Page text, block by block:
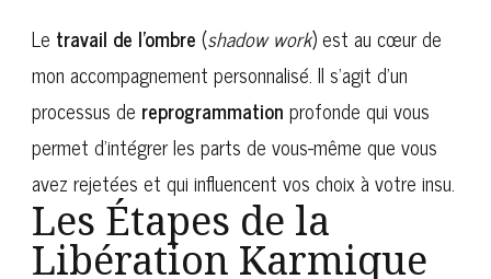
Le travail de l’ombre (shadow work) est au cœur de
mon accompagnement personnalisé. Il s’agit d’un
processus de reprogrammation profonde qui vous
permet d’intégrer les parts de vous-même que vous
avez rejetées et qui influencent vos choix à votre insu.
Les Étapes de la
Libération Karmique